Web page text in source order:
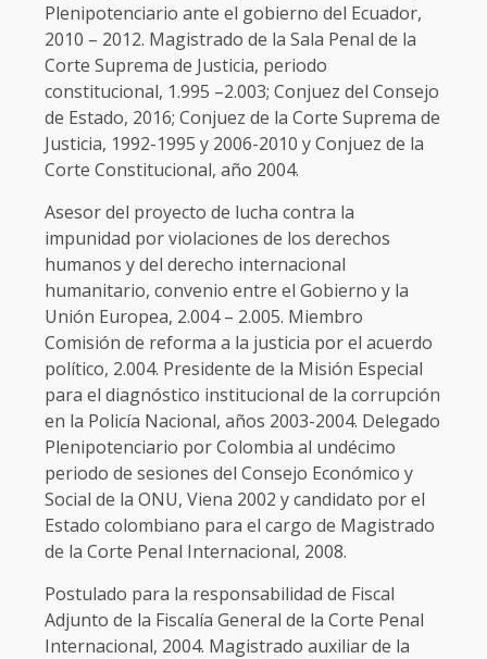
Plenipotenciario ante el gobierno del Ecuador,
2010 – 2012. Magistrado de la Sala Penal de la
Corte Suprema de Justicia, periodo
constitucional, 1.995 –2.003; Conjuez del Consejo
de Estado, 2016; Conjuez de la Corte Suprema de
Justicia, 1992-1995 y 2006-2010 y Conjuez de la
Corte Constitucional, año 2004.
Asesor del proyecto de lucha contra la
impunidad por violaciones de los derechos
humanos y del derecho internacional
humanitario, convenio entre el Gobierno y la
Unión Europea, 2.004 – 2.005. Miembro
Comisión de reforma a la justicia por el acuerdo
político, 2.004. Presidente de la Misión Especial
para el diagnóstico institucional de la corrupción
en la Policía Nacional, años 2003-2004. Delegado
Plenipotenciario por Colombia al undécimo
periodo de sesiones del Consejo Económico y
Social de la ONU, Viena 2002 y candidato por el
Estado colombiano para el cargo de Magistrado
de la Corte Penal Internacional, 2008.
Postulado para la responsabilidad de Fiscal
Adjunto de la Fiscalía General de la Corte Penal
Internacional, 2004. Magistrado auxiliar de la